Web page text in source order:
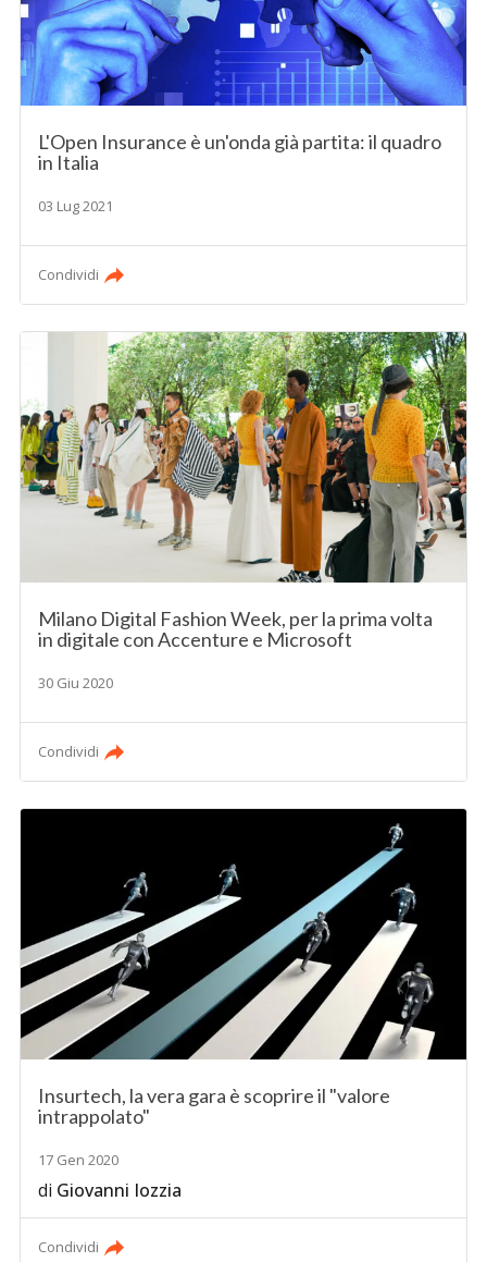
L'Open Insurance è un'onda già partita: il quadro
in Italia
03 Lug 2021
Condividi
Milano Digital Fashion Week, per la prima volta
in digitale con Accenture e Microsoft
30 Giu 2020
Condividi
Insurtech, la vera gara è scoprire il "valore
intrappolato"
17 Gen 2020
di Giovanni Iozzia
Condividi